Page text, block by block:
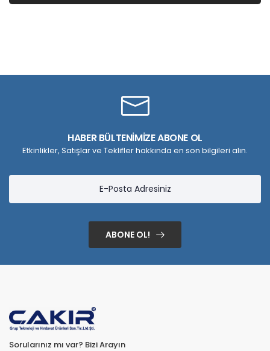
HABER BÜLTENİMİZE ABONE OL
Etkinlikler, Satışlar ve Teklifler hakkında en son bilgileri alın.
ABONE OL!
Sorularınız mı var? Bizi Arayın